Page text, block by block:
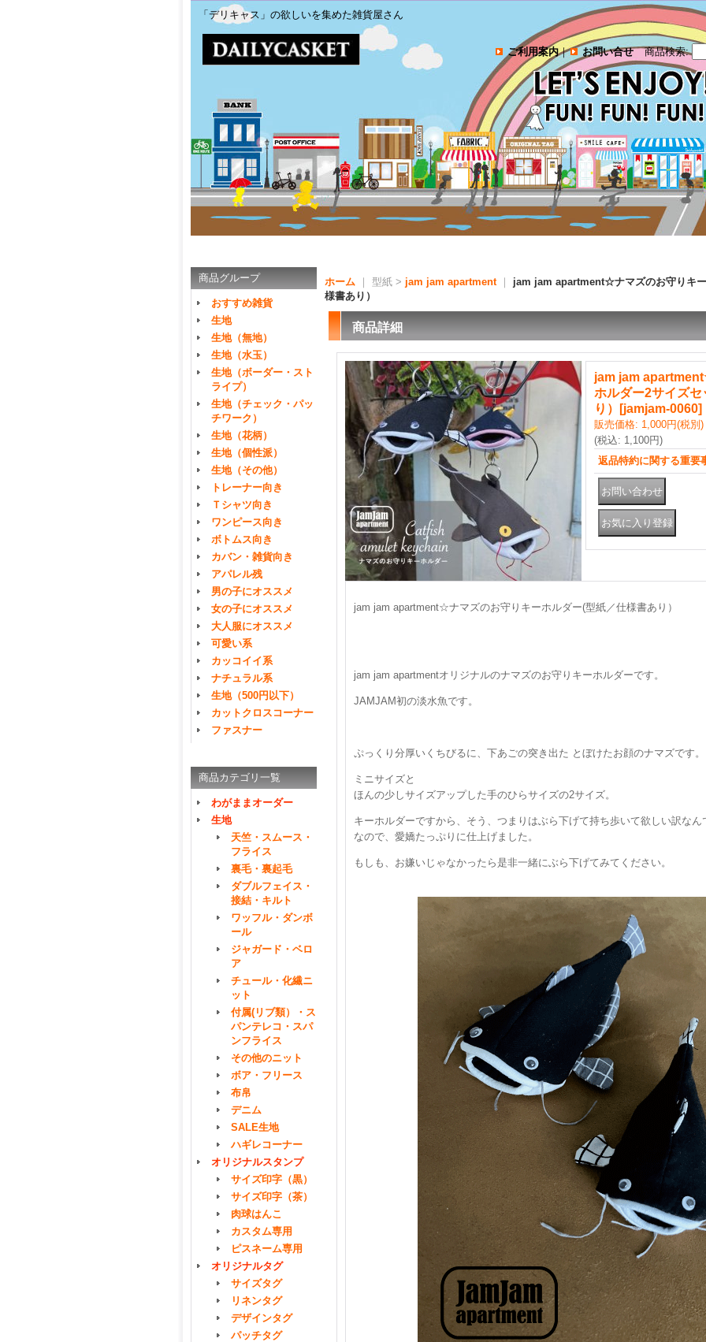
「デリキャス」の欲しいを集めた雑貨屋さん
ご利用案内｜ お問い合せ 商品検索:
商品グループ
おすすめ雑貨
生地
生地（無地）
生地（水玉）
生地（ボーダー・スト
ライプ）
生地（チェック・パッ
チワーク）
生地（花柄）
生地（個性派）
生地（その他）
トレーナー向き
Ｔシャツ向き
ワンピース向き
ボトムス向き
カバン・雑貨向き
アパレル残
男の子にオススメ
女の子にオススメ
大人服にオススメ
可愛い系
カッコイイ系
ナチュラル系
生地（500円以下）
カットクロスコーナー
ファスナー
商品カテゴリ一覧
わがままオーダー
生地
天竺・スムース・
フライス
裏毛・裏起毛
ダブルフェイス・
接結・キルト
ワッフル・ダンボ
ール
ジャガード・ベロ
ア
チュール・化繊ニ
ット
付属(リブ類）・ス
パンテレコ・スパ
ンフライス
その他のニット
ボア・フリース
布帛
デニム
SALE生地
ハギレコーナー
オリジナルスタンプ
サイズ印字（黒）
サイズ印字（茶）
肉球はんこ
カスタム専用
ピスネーム専用
オリジナルタグ
サイズタグ
リネンタグ
デザインタグ
パッチタグ
ホーム ｜ 型紙 > jam jam apartment｜ jam jam apartment☆ナマズのお守りキ
様書あり）
商品詳細
jam jam
ホルダー2サイズ
り）
[jamjam-0060]
販売価格: 1,000円(税別)
(税込: 1,100円)
返品特約に関する重要
jam jam apartment☆ナマズのお守りキーホルダー(型紙／仕様書あり）
jam jam apartmentオリジナルのナマズのお守りキーホルダーです。
JAMJAM初の淡水魚です。
ぷっくり分厚いくちびるに、下あごの突き出た とぼけたお顔のナマズです。
ミニサイズと
ほんの少しサイズアップした手のひらサイズの2サイズ。
キーホルダーですから、そう、つまりはぶら下げて持ち歩いて欲しい訳なん
なので、愛嬌たっぷりに仕上げました。
もしも、お嫌いじゃなかったら是非一緒にぶら下げてみてください。